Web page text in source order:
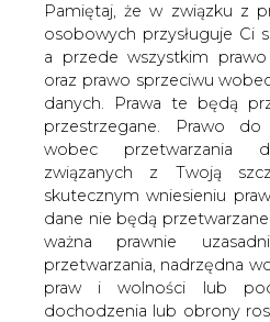
Pamiętaj, że w związku z
osobowych przysługuje Ci
a przede wszystkim
oraz prawo sprzeciwu
danych. Prawa te będą
przestrzegane. Prawo do
wobec przetwarzania
związanych z Twoją
skutecznym wniesieniu
dane nie będą
ważna prawnie
przetwarzania, nadrzędna
praw i wolności lub
dochodzenia lub obrony
W poniedziałkowym
Pin prezes PKN Orlen
powiedział, że
strategia koncernu
się na umacnianiu
regionie i działaniach
pozyskania dostępu
&#8211; zostanie
radę nadzorczą w